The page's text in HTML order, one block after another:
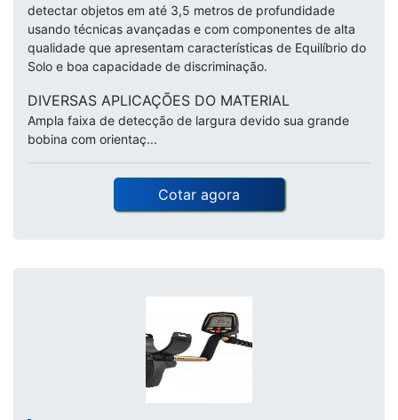
detectar objetos em até 3,5 metros de profundidade
usando técnicas avançadas e com componentes de alta
qualidade que apresentam características de Equilíbrio do
Solo e boa capacidade de discriminação.
DIVERSAS APLICAÇÕES DO MATERIAL
Ampla faixa de detecção de largura devido sua grande
bobina com orientaç...
Cotar agora